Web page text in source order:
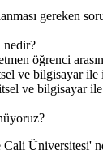
gereken
nedir?
öğrenci
ve bilgisayar ile
ve bilgisayar
Cali